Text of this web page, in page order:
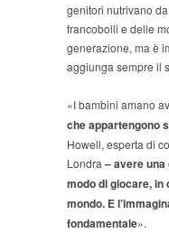
genitori nutrivano
francobolli e delle
generazione, ma è
aggiunga sempre il
«I bambini amano
che appartengono
Howell, esperta di
Londra –avere una
modo di giocare,
mondo. E
fondamentale».